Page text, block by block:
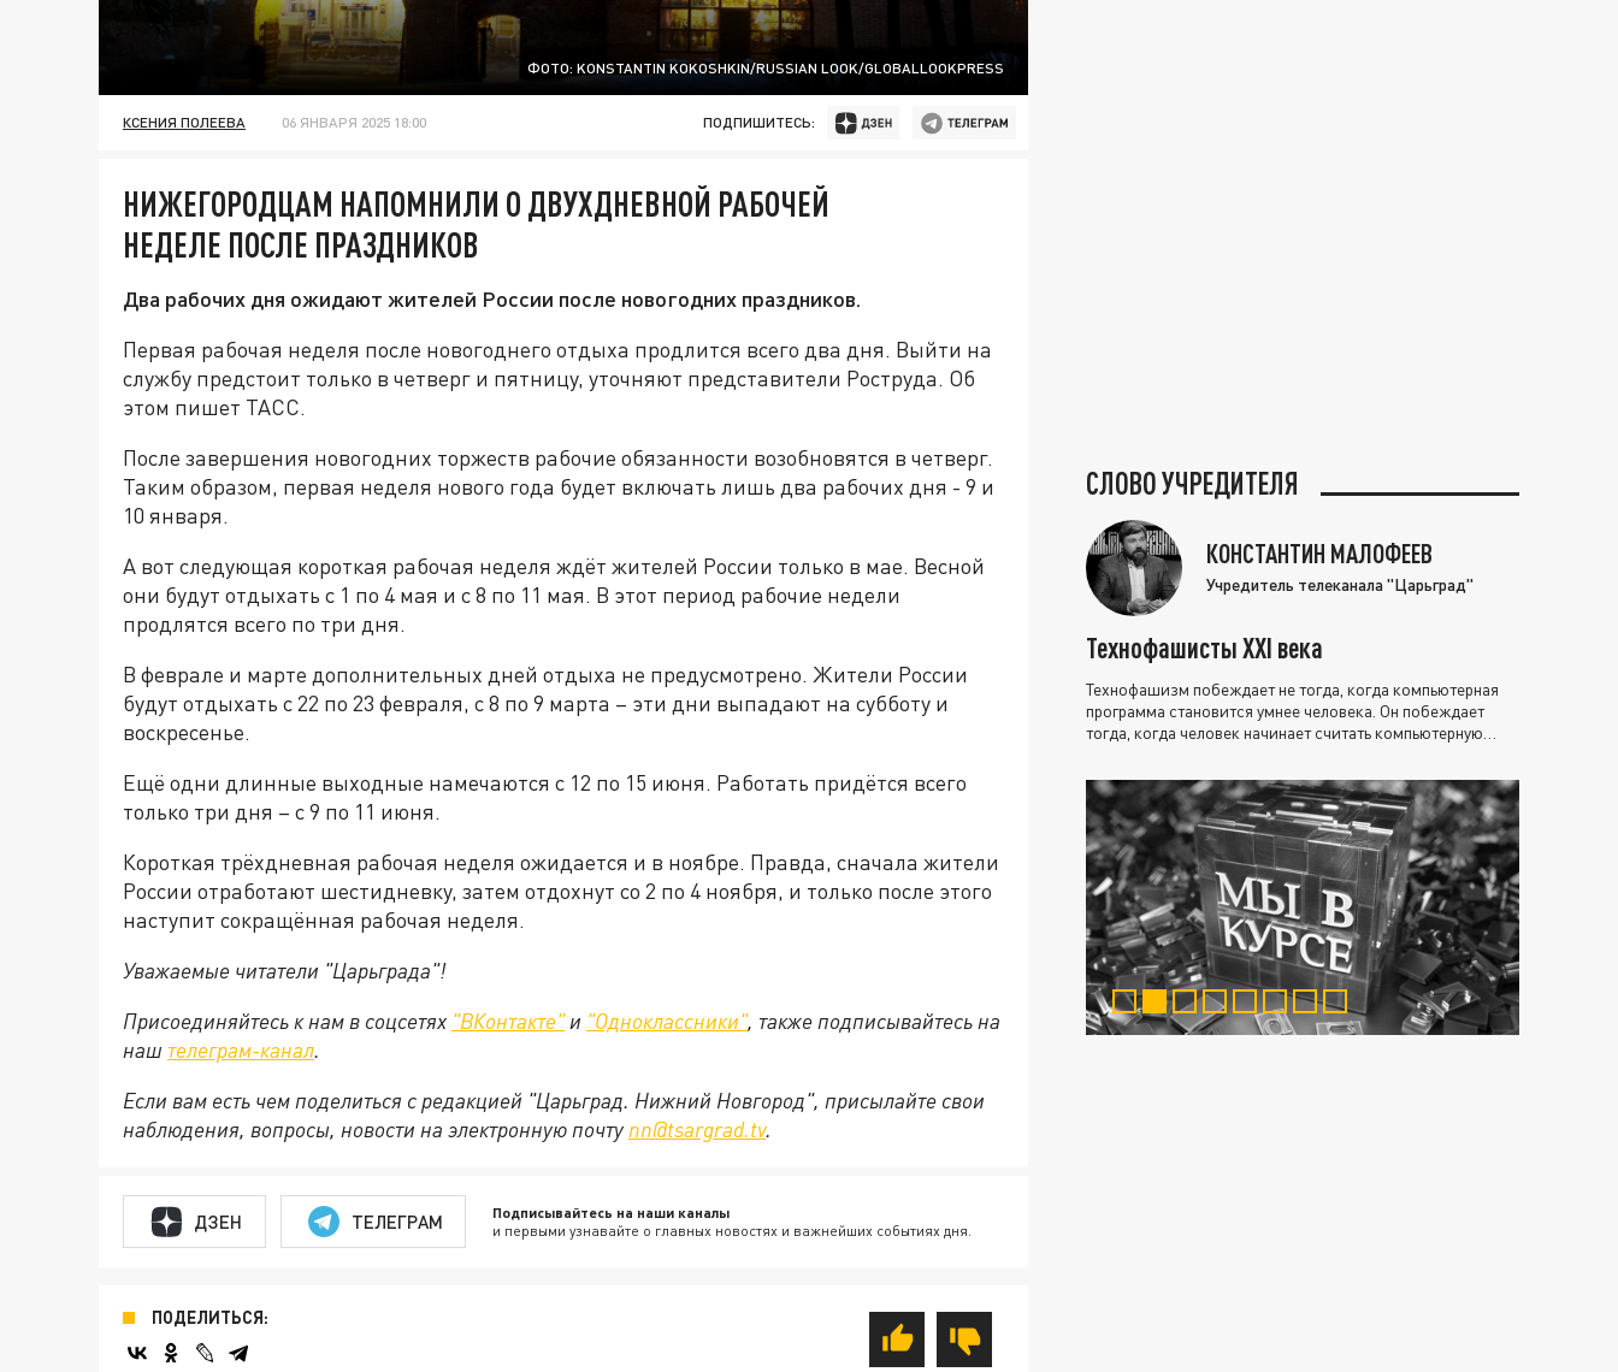
ФОТО: KONSTANTIN KOKOSHKIN/RUSSIAN LOOK/GLOBALLOOKPRESS
КСЕНИЯ ПОЛЕЕВА 06 ЯНВАРЯ 2025 18:00 ПОДПИШИТЕСЬ:
НИЖЕГОРОДЦАМ НАПОМНИЛИ О ДВУХДНЕВНОЙ РАБОЧЕЙ
НЕДЕЛЕ ПОСЛЕ ПРАЗДНИКОВ
Два рабочих дня ожидают жителей России после новогодних праздников.
Первая рабочая неделя после новогоднего отдыха продлится всего два дня. Выйти на
службу предстоит только в четверг и пятницу, уточняют представители Роструда. Об
этом пишет ТАСС.
После завершения новогодних торжеств рабочие обязанности возобновятся в четверг.
Таким образом, первая неделя нового года будет включать лишь два рабочих дня - 9 и
10 января.
А вот следующая короткая рабочая неделя ждёт жителей России только в мае. Весной
они будут отдыхать с 1 по 4 мая и с 8 по 11 мая. В этот период рабочие недели
продлятся всего по три дня.
В феврале и марте дополнительных дней отдыха не предусмотрено. Жители России
будут отдыхать с 22 по 23 февраля, с 8 по 9 марта – эти дни выпадают на субботу и
воскресенье.
Ещё одни длинные выходные намечаются с 12 по 15 июня. Работать придётся всего
только три дня – с 9 по 11 июня.
Короткая трёхдневная рабочая неделя ожидается и в ноябре. Правда, сначала жители
России отработают шестидневку, затем отдохнут со 2 по 4 ноября, и только после этого
наступит сокращённая рабочая неделя.
Уважаемые читатели "Царьграда"!
Присоединяйтесь к нам в соцсетях "ВКонтакте"и "Одноклассники", также подписывайтесь на
наш телеграм-канал.
Если вам есть чем поделиться с редакцией "Царьград. Нижний Новгород", присылайте свои
наблюдения, вопросы, новости на электронную почту nn@tsargrad.tv.
ДЗЕН ТЕЛЕГРАМ Подписывайтесь на наши каналы
и первыми узнавайте о главных новостях и важнейших событиях дня.
ПОДЕЛИТЬСЯ:
СЛОВО УЧРЕДИТЕЛЯ
КОНСТАНТИН МАЛОФЕЕВ
Учредитель телеканала "Царьград"
Технофашисты XXI века
Технофашизм побеждает не тогда, когда компьютерная
программа становится умнее человека. Он побеждает
тогда, когда человек начинает считать компьютерную